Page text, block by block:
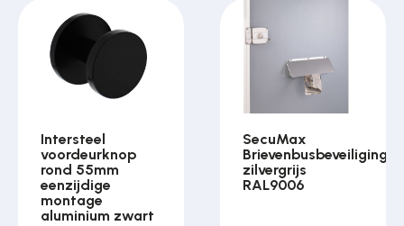
Intersteel
voordeurknop
rond 55mm
eenzijdige
montage
aluminium zwart
SecuMax
Brievenbusbeveiliging
zilvergrijs
RAL9006